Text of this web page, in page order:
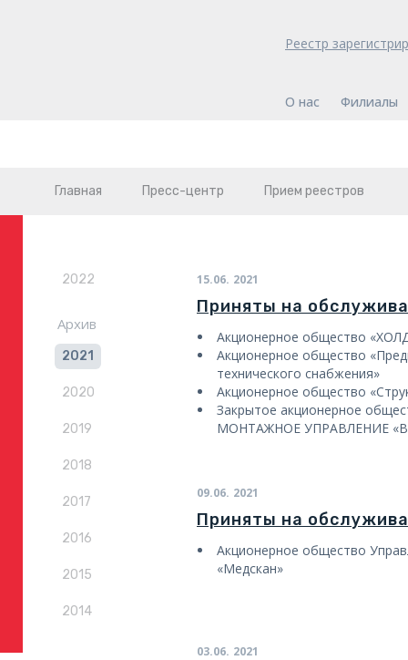
Реестр
О нас Филиалы
Главная Пресс-центр Прием реестров
2022
Архив
2021
2020
2019
2018
2017
2016
2015
2014
15.06. 2021
Приняты на
Акционерное общество
Акционерное общество
технического снабжения»
Акционерное общество
Закрытое акционерное
МОНТАЖНОЕ УПРАВЛЕНИЕ
09.06. 2021
Приняты на
Акционерное общество
«Медскан»
03.06. 2021